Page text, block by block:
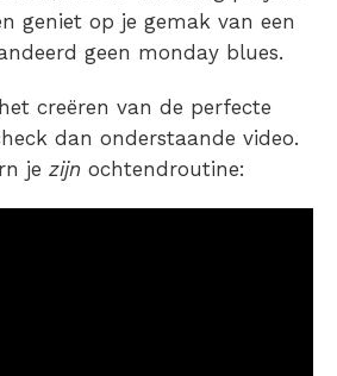
geniet op je gemak van een
geen monday blues.
creëren van de perfecte
dan onderstaande video.
je zijn ochtendroutine: